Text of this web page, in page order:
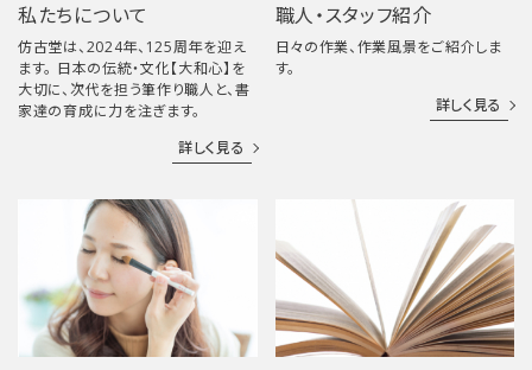
私たちについて
仿古堂は、2024年、125周年を迎え
ます。 日本の伝統・文化【大和心】を
大切に、次代を担う筆作り職人と、書
家達の育成に力を注ぎます。
詳しく見る
職人・スタッフ紹介
日々の作業、作業風景をご紹介しま
す。
詳しく見る